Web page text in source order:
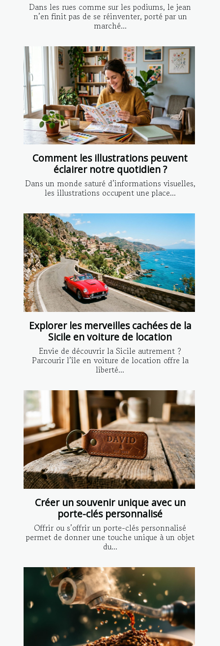
Dans les rues comme sur les podiums, le jean
n’en finit pas de se réinventer, porté par un
marché...
Comment les illustrations peuvent
éclairer notre quotidien ?
Dans un monde saturé d’informations visuelles,
les illustrations occupent une place...
Explorer les merveilles cachées de la
Sicile en voiture de location
Envie de découvrir la Sicile autrement ?
Parcourir l’île en voiture de location offre la
liberté...
Créer un souvenir unique avec un
porte-clés personnalisé
Offrir ou s’offrir un porte-clés personnalisé
permet de donner une touche unique à un objet
du...